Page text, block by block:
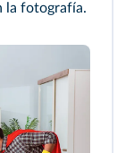
la fotografía.